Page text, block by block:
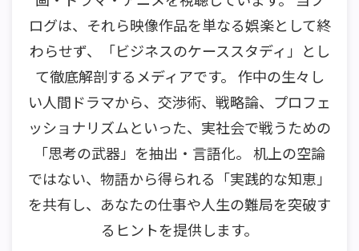
ログは、それら映像作品を単なる娯楽として終
わらせず、「ビジネスのケーススタディ」とし
て徹底解剖するメディアです。 作中の生々し
い人間ドラマから、交渉術、戦略論、プロフェ
ッショナリズムといった、実社会で戦うための
「思考の武器」を抽出・言語化。 机上の空論
ではない、物語から得られる「実践的な知恵」
を共有し、あなたの仕事や人生の難局を突破す
るヒントを提供します。